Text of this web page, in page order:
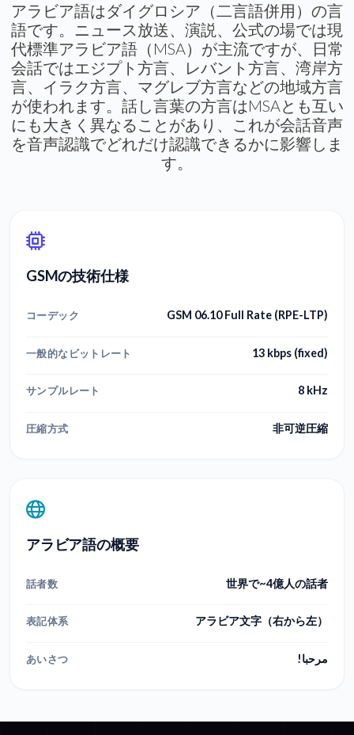
アラビア語はダイグロシア（二言語併用）の言
語です。ニュース放送、演説、公式の場では現
代標準アラビア語（MSA）が主流ですが、日常
会話ではエジプト方言、レバント方言、湾岸方
言、イラク方言、マグレブ方言などの地域方言
が使われます。話し言葉の方言はMSAとも互い
にも大きく異なることがあり、これが会話音声
を音声認識でどれだけ認識できるかに影響しま
す。
GSMの技術仕様
コーデック GSM 06.10 Full Rate (RPE-LTP)
一般的なビットレート 13 kbps (fixed)
サンプルレート 8 kHz
圧縮方式 非可逆圧縮
アラビア語の概要
話者数 世界で~4億人の話者
表記体系 アラビア文字（右から左）
あいさつ مرحبا!